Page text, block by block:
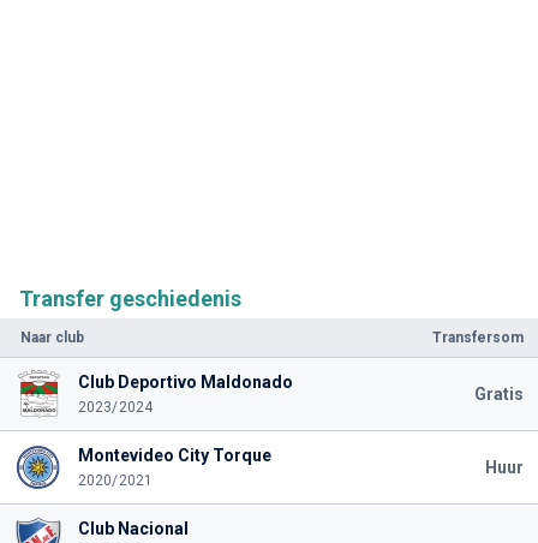
Transfer geschiedenis
Naar club Transfersom
Club Deportivo Maldonado
2023/2024
Gratis
Montevideo City Torque
2020/2021
Huur
Club Nacional